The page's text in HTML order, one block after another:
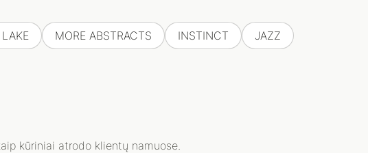
MORE ABSTRACTS INSTINCT JAZZ
kūriniai atrodo klientų namuose.